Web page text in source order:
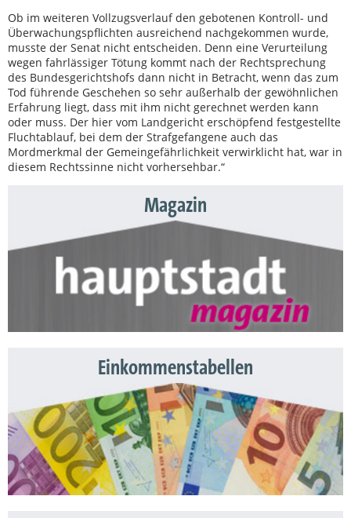
Ob im weiteren Vollzugsverlauf den gebotenen Kontroll- und
Überwachungspflichten ausreichend nachgekommen wurde,
musste der Senat nicht entscheiden. Denn eine Verurteilung
wegen fahrlässiger Tötung kommt nach der Rechtsprechung
des Bundesgerichtshofs dann nicht in Betracht, wenn das zum
Tod führende Geschehen so sehr außerhalb der gewöhnlichen
Erfahrung liegt, dass mit ihm nicht gerechnet werden kann
oder muss. Der hier vom Landgericht erschöpfend festgestellte
Fluchtablauf, bei dem der Strafgefangene auch das
Mordmerkmal der Gemeingefährlichkeit verwirklicht hat, war in
diesem Rechtssinne nicht vorhersehbar.“
Magazin
Einkommenstabellen